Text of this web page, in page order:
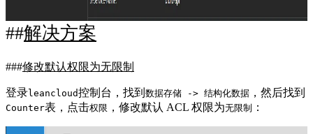
解决方案
修改默认权限为无限制
登录leancloud控制台，找到 数据存储 -> 结构化数据 ，然后找到
Counter表，点击权限 ，修改默认 ACL 权限为无限制 ：